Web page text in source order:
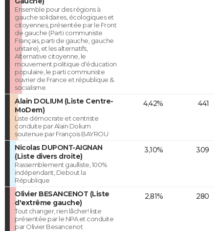
Ensemble pour des régions à
gauche solidaires, écologiques et
citoyennes, présentée par le Front
de gauche (Parti communiste
Français, parti de gauche, gauche
unitaire), et les alternatifs,
Alternative citoyenne, le
mouvement politique d'éducation
populaire, le parti communiste
ouvrier de France et république &
socialisme
Alain DOLIUM (Liste Centre-
MoDem)
Liste démocrate et centriste
conduite par Alain Dolium
soutenue par François BAYROU
4,42% 441
Nicolas DUPONT-AIGNAN
(Liste divers droite)
Rassemblement gaulliste, 100%
indépendant, Debout la
République
3,10% 309
Olivier BESANCENOT (Liste
d'extrême gauche)
Tout changer, rien lâcher! liste
présentée par le NPA et conduite
par Olivier Besancenot
2,81% 280